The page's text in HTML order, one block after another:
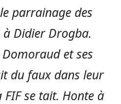
parrainage des
Didier Drogba.
et ses
du faux dans leur
se tait. Honte à